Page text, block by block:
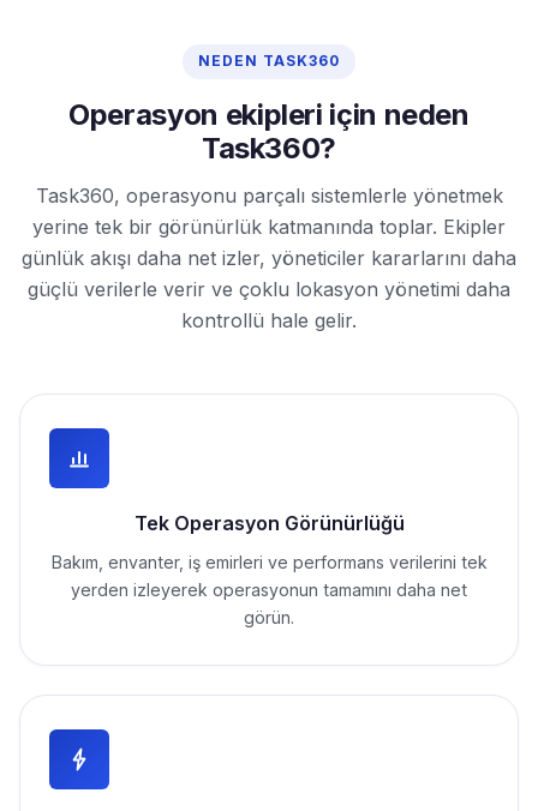
NEDEN TASK360
Operasyon ekipleri için neden
Task360?
Task360, operasyonu parçalı sistemlerle yönetmek
yerine tek bir görünürlük katmanında toplar. Ekipler
günlük akışı daha net izler, yöneticiler kararlarını daha
güçlü verilerle verir ve çoklu lokasyon yönetimi daha
kontrollü hale gelir.
Tek Operasyon Görünürlüğü
Bakım, envanter, iş emirleri ve performans verilerini tek
yerden izleyerek operasyonun tamamını daha net
görün.